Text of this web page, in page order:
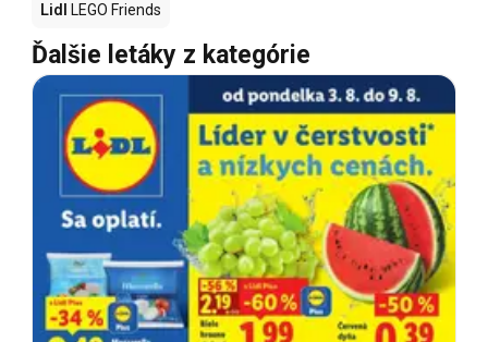
Lidl LEGO Friends
Ďalšie letáky z kategórie